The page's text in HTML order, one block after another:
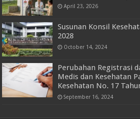
April 23, 2026
Susunan Konsil
2028
October 14, 2024
Perubahan Registrasi
Medis dan Kesehatan
Kesehatan No. 17
September 16, 2024